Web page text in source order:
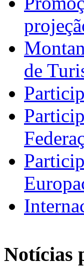
de
Notícias